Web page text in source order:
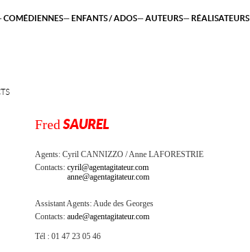
COMÉDIENNES ENFANTS / ADOS AUTEURS RÉALISATEURS
FredSAUREL
Agents: Cyril CANNIZZO Anne LAFORESTRIE
Contacts: cyril@agentagitateur.com
anne@agentagitateur.com
Assistant Agents:Aude des Georges
Contacts: aude@agentagitateur.com
Tél : 01 47 23 05 46